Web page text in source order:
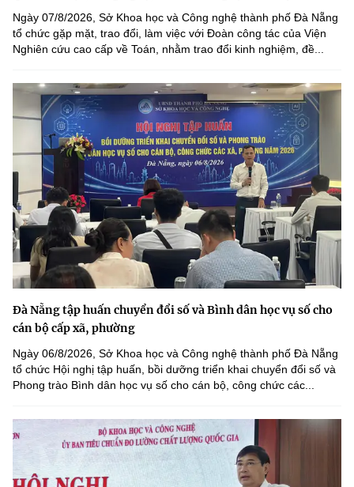
Ngày 07/8/2026, Sở Khoa học và Công nghệ thành phố Đà Nẵng
tổ chức gặp mặt, trao đổi, làm việc với Đoàn công tác của Viện
Nghiên cứu cao cấp về Toán, nhằm trao đổi kinh nghiệm, đề...
Đà Nẵng tập huấn chuyển đổi số và Bình dân học vụ số cho
cán bộ cấp xã, phường
Ngày 06/8/2026, Sở Khoa học và Công nghệ thành phố Đà Nẵng
tổ chức Hội nghị tập huấn, bồi dưỡng triển khai chuyển đổi số và
Phong trào Bình dân học vụ số cho cán bộ, công chức các...